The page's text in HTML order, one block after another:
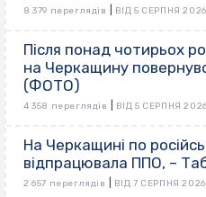
8 379 переглядів ВІД 5 СЕРПНЯ 2026
Після понад чотирьох
на Черкащину
(ФОТО)
4 358 переглядів ВІД 5 СЕРПНЯ 2026
На Черкащині по
відпрацювала ППО, –
2 657 переглядів ВІД 7 СЕРПНЯ 2026